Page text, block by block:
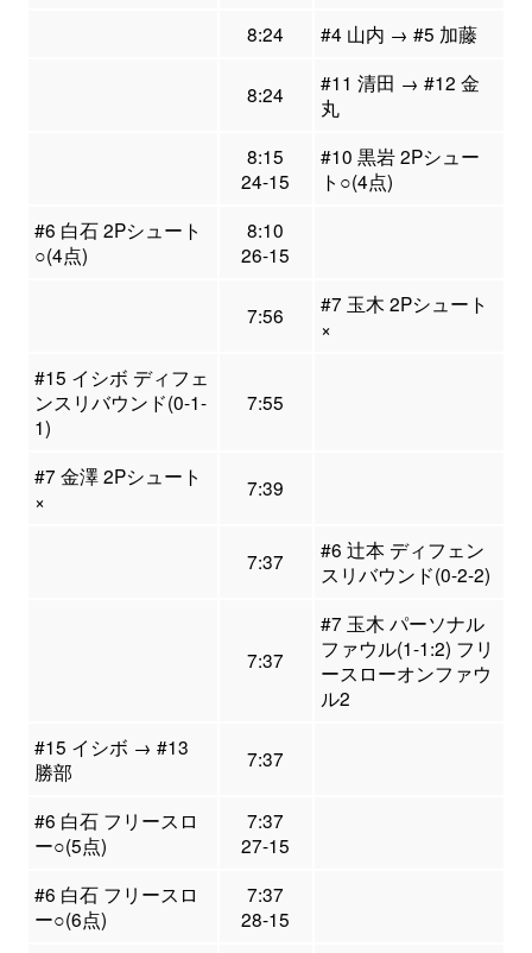
8:24 #4 山内 → #5 加藤
8:24
#11 清田 → #12 金
丸
8:15
24-15
#10 黒岩 2Pシュー
ト○(4点)
#6 白石 2Pシュート
○(4点)
8:10
26-15
7:56
#7 玉木 2Pシュート
×
#15 イシボ ディフェ
ンスリバウンド(0-1-
1)
7:55
#7 金澤 2Pシュート
×
7:39
7:37
#6 辻本 ディフェン
スリバウンド(0-2-2)
7:37
#7 玉木 パーソナル
ファウル(1-1:2) フリ
ースローオンファウ
ル2
#15 イシボ → #13
勝部
7:37
#6 白石 フリースロ
ー○(5点)
7:37
27-15
#6 白石 フリースロ
ー○(6点)
7:37
28-15